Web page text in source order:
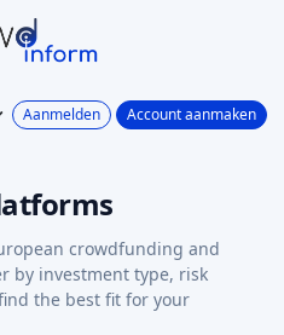
Aanmelden Account aanmaken
crowdfunding and
by investment type, risk
the best fit for your